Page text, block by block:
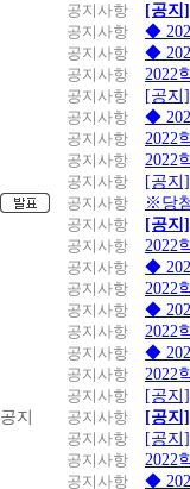
공지사항
[공지
공지사항
◆
공지사항
◆
공지사항
2022
공지사항
[공지
공지사항
◆
공지사항
2022
공지사항
2022
공지사항
[공지
공지사항
※당
공지사항
[공지
공지사항
2022
공지사항
◆
공지사항
2022
공지사항
◆
공지사항
2022
공지사항
◆
공지사항
2022
공지사항
[공지
공지
공지사항
[공지
공지사항
[공지
공지사항
2022
공지사항
◆